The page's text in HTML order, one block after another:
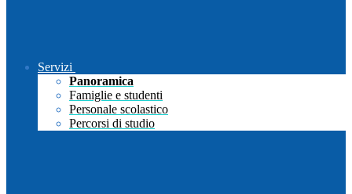
Servizi
Panoramica
Famiglie e studenti
Personale scolastico
Percorsi di studio